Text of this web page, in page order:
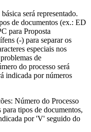
será representado.
de documentos (ex.: ED
para Proposta
(-) para separar os
especiais nos
de
do processo será
indicada por números
Número do Processo
tipos de documentos,
por 'V' seguido do